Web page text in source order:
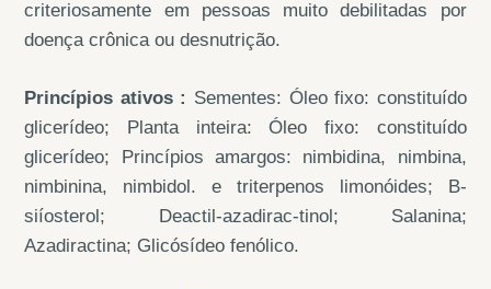
criteriosamente em pessoas muito debilitadas por
doença crônica ou desnutrição.
Princípios ativos : Sementes: Óleo fixo: constituído
glicerídeo; Planta inteira: Óleo fixo: constituído
glicerídeo; Princípios amargos: nimbidina, nimbina,
nimbinina, nimbidol. e triterpenos limonóides; B-
siíosterol; Deactil-azadirac-tinol; Salanina;
Azadiractina; Glicósídeo fenólico.